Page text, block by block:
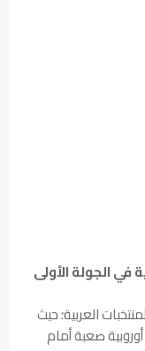
في الجولة الأولى
العربية؛ حيث
صعبة أمام